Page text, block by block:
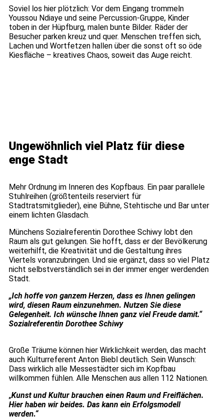
Soviel los hier plötzlich: Vor dem Eingang trommeln
Youssou Ndiaye und seine Percussion-Gruppe, Kinder
toben in der Hüpfburg, malen bunte Bilder. Räder der
Besucher parken kreuz und quer. Menschen treffen sich,
Lachen und Wortfetzen hallen über die sonst oft so öde
Kiesfläche – kreatives Chaos, soweit das Auge reicht.
Ungewöhnlich viel Platz für diese
enge Stadt
Mehr Ordnung im Inneren des Kopfbaus. Ein paar parallele
Stuhlreihen (größtenteils reserviert für
Stadtratsmitglieder), eine Bühne, Stehtische und Bar unter
einem lichten Glasdach.
Münchens Sozialreferentin Dorothee Schiwy lobt den
Raum als gut gelungen. Sie hofft, dass er der Bevölkerung
weiterhilft, die Kreativität und die Gestaltung ihres
Viertels voranzubringen. Und sie ergänzt, dass so viel Platz
nicht selbstverständlich sei in der immer enger werdenden
Stadt.
„Ich hoffe von ganzem Herzen, dass es Ihnen gelingen
wird, diesen Raum einzunehmen. Nutzen Sie diese
Gelegenheit. Ich wünsche Ihnen ganz viel Freude damit.“
Sozialreferentin Dorothee Schiwy
Große Träume können hier Wirklichkeit werden, das macht
auch Kulturreferent Anton Biebl deutlich. Sein Wunsch:
Dass wirklich alle Messestädter sich im Kopfbau
willkommen fühlen. Alle Menschen aus allen 112 Nationen.
„Kunst und Kultur brauchen einen Raum und Freiflächen.
Hier haben wir beides. Das kann ein Erfolgsmodell
werden.“